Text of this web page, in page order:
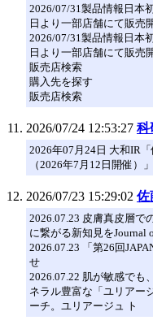
2026/07/31製品情報日本
日より一部店舗にて販売
2026/07/31製品情報日本
日より一部店舗にて販売
販売店検索
購入先を探す
販売店検索
2026/07/24 12:53:27 科
2026年07月24日 大和IR
（2026年7月12日開催）
2026/07/23 15:29:02 佐
2026.07.23 皮膚真皮層で
に繋がる新知見をJournal
2026.07.23 「第26回
せ
2026.07.22 肌が敏感でも
ネラル豊富な「ユリアー
ーチ。ユリアージュ ト